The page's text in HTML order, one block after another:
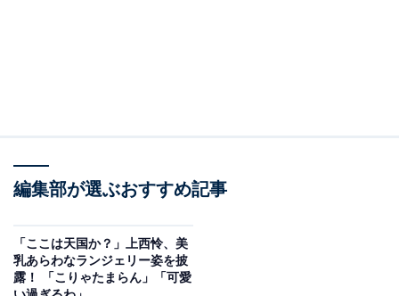
編集部が選ぶおすすめ記事
「ここは天国か？」上西怜、美
乳あらわなランジェリー姿を披
露！ 「こりゃたまらん」「可愛